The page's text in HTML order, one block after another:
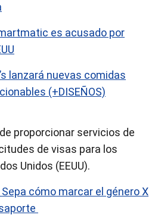
es acusado por
lanzará nuevas comidas
(+DISEÑOS)
proporcionar servicios de
de visas para los
Unidos (EEUU).
Sepa cómo marcar el género X